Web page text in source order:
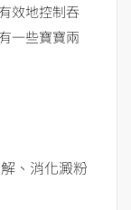
效地控制吞
一些寶寶兩
、消化澱粉